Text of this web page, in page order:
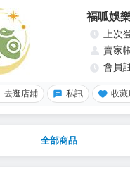
福呱娛
上次
賣家
會員
去逛店鋪 私訊 收藏
全部商品